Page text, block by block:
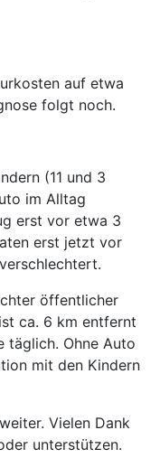
auf etwa
folgt noch.
(11 und 3
im Alltag
erst vor etwa 3
erst jetzt vor
öffentlicher
ca. 6 km entfernt
täglich. Ohne Auto
mit den Kindern
Vielen Dank
unterstützen.